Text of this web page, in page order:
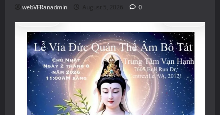
webVFRanadmin August 5, 2026 0